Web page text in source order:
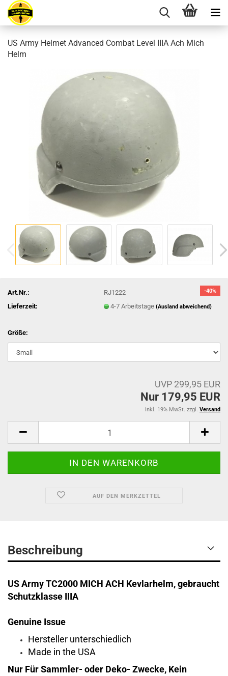
US Army Helmet Advanced Combat Level IIIA Ach Mich
Helm
-40%
Art.Nr.:
RJ1222
Lieferzeit:
4-7 Arbeitstage(Ausland abweichend)
Größe:
UVP 299,95 EUR
Nur 179,95 EUR
inkl. 19% MwSt. zzgl. Versand
AUF DEN MERKZETTEL
Beschreibung
US ArmyTC2000 MICH ACH Kevlarhelm, gebraucht
Schutzklasse IIIA
Genuine Issue
Hersteller unterschiedlich
Made in the USA
Nur Für Sammler- oder Deko- Zwecke, Kein